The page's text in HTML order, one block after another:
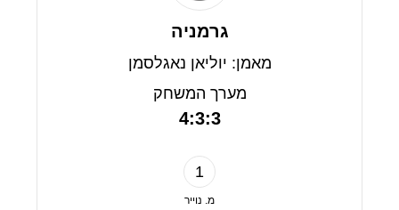
גרמניה
מאמן: יוליאן נאגלסמן
מערך המשחק
4:3:3
1
מ. נוייר